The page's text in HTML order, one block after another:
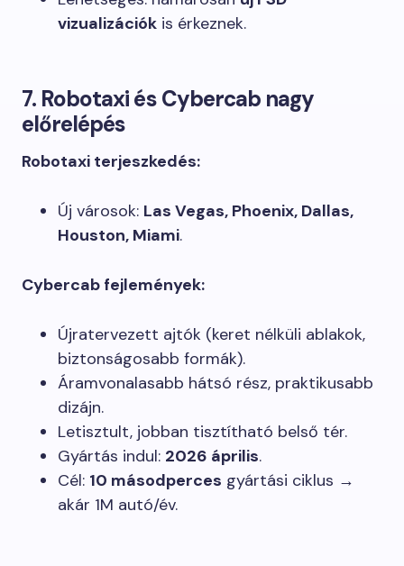
vizualizációk is érkeznek.
7. Robotaxi és Cybercab nagy
előrelépés
Robotaxi terjeszkedés:
Új városok: Las Vegas, Phoenix, Dallas,
Houston, Miami.
Cybercab fejlemények:
Újratervezett ajtók (keret nélküli ablakok,
biztonságosabb formák).
Áramvonalasabb hátsó rész, praktikusabb
dizájn.
Letisztult, jobban tisztítható belső tér.
Gyártás indul: 2026 április.
Cél: 10 másodperces gyártási ciklus →
akár 1M autó/év.